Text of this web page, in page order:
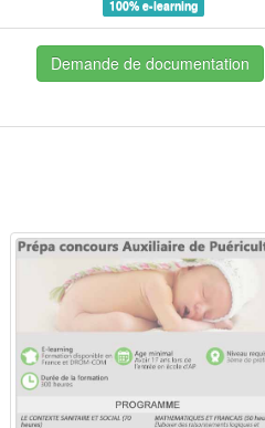
100% e-learning
Demande de documentation